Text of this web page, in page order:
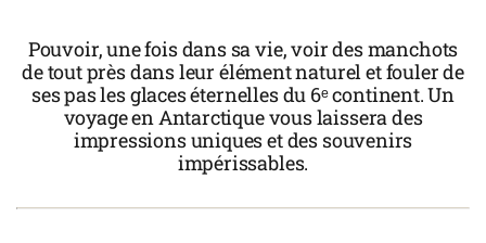
Pouvoir, une fois dans sa vie, voir des manchots
de tout près dans leur élément naturel et fouler de
ses pas les glaces éternelles du 6ᵉ continent. Un
voyage en Antarctique vous laissera des
impressions uniques et des souvenirs
impérissables.